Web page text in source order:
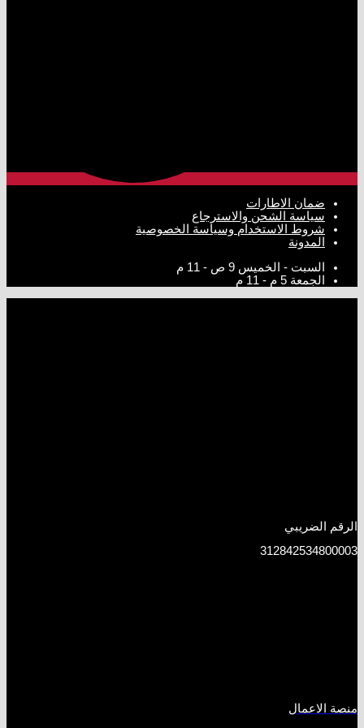
ضمان الاطارات
سياسة الشحن والاسترجاع
شروط الاستخدام وسياسة الخصوصية
المدونة
السبت - الخميس 9 ص - 11 م
الجمعة 5 م - 11 م
الرقم الضريبي
312842534800003
منصة الاعمال